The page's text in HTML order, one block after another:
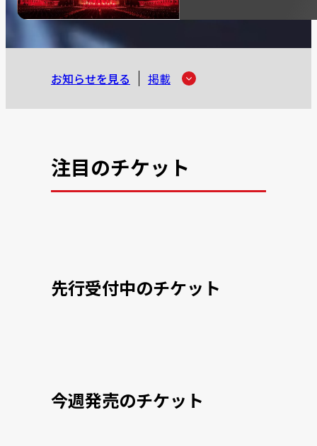
お知らせを見る 掲載
注目のチケット
先行受付中のチケット
今週発売のチケット